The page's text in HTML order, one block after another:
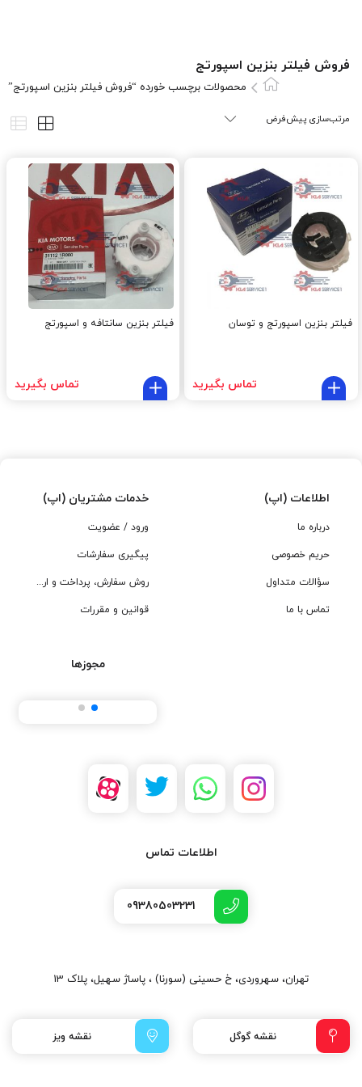
فروش فيلتر بنزين اسپورتج
محصولات برچسب خورده “فروش فيلتر بنزين اسپورتج”
فیلتر بنزین اسپورتج و توسان
تماس بگیرید
فیلتر بنزین سانتافه و اسپورتج
تماس بگیرید
اطلاعات (اپ)
درباره ما
حریم خصوصی
سؤالات متداول
تماس با ما
خدمات مشتریان (اپ)
ورود / عضویت
پیگیری سفارشات
روش سفارش، پرداخت و ارسال
قوانین و مقررات
مجوزها
اطلاعات تماس
09380503231
تهران، سهروردی، خ حسینی (سورنا) ، پاساژ سهیل، پلاک 13
نقشه گوگل نقشه ویز